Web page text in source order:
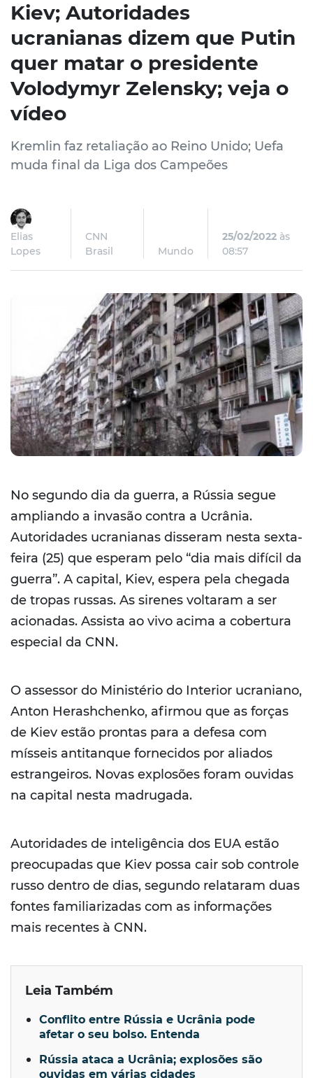
Kiev; Autoridades
ucranianas dizem que Putin
quer matar o presidente
Volodymyr Zelensky; veja o
vídeo
Kremlin faz retaliação ao Reino Unido; Uefa
muda final da Liga dos Campeões
Elias
Lopes
CNN
Brasil
Mundo
25/02/2022 às
08:57
No segundo dia da guerra, a Rússia segue
ampliando a invasão contra a Ucrânia.
Autoridades ucranianas disseram nesta sexta-
feira (25) que esperam pelo “dia mais difícil da
guerra”. A capital, Kiev, espera pela chegada
de tropas russas. As sirenes voltaram a ser
acionadas. Assista ao vivo acima a cobertura
especial da CNN.
O assessor do Ministério do Interior ucraniano,
Anton Herashchenko, afirmou que as forças
de Kiev estão prontas para a defesa com
mísseis antitanque fornecidos por aliados
estrangeiros. Novas explosões foram ouvidas
na capital nesta madrugada.
Autoridades de inteligência dos EUA estão
preocupadas que Kiev possa cair sob controle
russo dentro de dias, segundo relataram duas
fontes familiarizadas com as informações
mais recentes à CNN.
Leia Também
Conflito entre Rússia e Ucrânia pode
afetar o seu bolso. Entenda
Rússia ataca a Ucrânia; explosões são
ouvidas em várias cidades